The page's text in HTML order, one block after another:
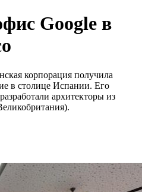
Google в
корпорация получила
в столице Испании. Его
архитекторы из